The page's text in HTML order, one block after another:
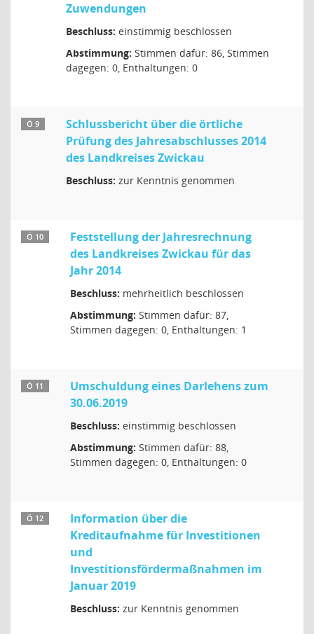
Zuwendungen
Beschluss: einstimmig beschlossen
Abstimmung: Stimmen dafür: 86, Stimmen
dagegen: 0, Enthaltungen: 0
Ö 9
Schlussbericht über die örtliche
Prüfung des Jahresabschlusses 2014
des Landkreises Zwickau
Beschluss: zur Kenntnis genommen
Ö 10
Feststellung der Jahresrechnung
des Landkreises Zwickau für das
Jahr 2014
Beschluss: mehrheitlich beschlossen
Abstimmung: Stimmen dafür: 87,
Stimmen dagegen: 0, Enthaltungen: 1
Ö 11
Umschuldung eines Darlehens zum
30.06.2019
Beschluss: einstimmig beschlossen
Abstimmung: Stimmen dafür: 88,
Stimmen dagegen: 0, Enthaltungen: 0
Ö 12
Information über die
Kreditaufnahme für Investitionen
und
Investitionsfördermaßnahmen im
Januar 2019
Beschluss: zur Kenntnis genommen